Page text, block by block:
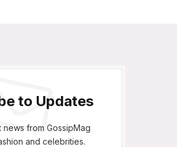
to Updates
news from GossipMag
and celebrities.